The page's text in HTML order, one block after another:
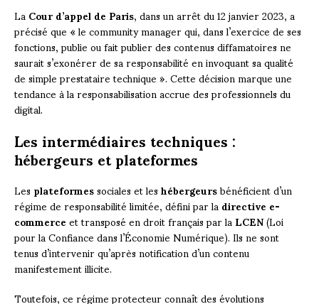
LaCour d’appel de Paris, dans un arrêt du 12 janvier 2023, a
précisé que « le community manager qui, dans l’exercice de ses
fonctions, publie ou fait publier des contenus diffamatoires ne
saurait s’exonérer de sa responsabilité en invoquant sa qualité
de simple prestataire technique ». Cette décision marque une
tendance à la responsabilisation accrue des professionnels du
digital.
Les intermédiaires techniques :
hébergeurs et plateformes
Lesplateformessociales et leshébergeursbénéficient d’un
régime de responsabilité limitée, défini par ladirective e-
commerceet transposé en droit français par laLCEN(Loi
pour la Confiance dans l’Économie Numérique). Ils ne sont
tenus d’intervenir qu’après notification d’un contenu
manifestement illicite.
Toutefois, ce régime protecteur connaît des évolutions